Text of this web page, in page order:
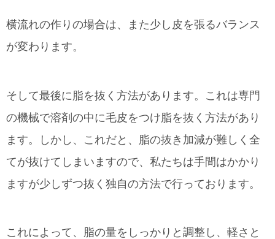
横流れの作りの場合は、また少し皮を張るバランス
が変わります。
そして最後に脂を抜く方法があります。これは専門
の機械で溶剤の中に毛皮をつけ脂を抜く方法があり
ます。しかし、これだと、脂の抜き加減が難しく全
てが抜けてしまいますので、私たちは手間はかかり
ますが少しずつ抜く独自の方法で行っております。
これによって、脂の量をしっかりと調整し、軽さと